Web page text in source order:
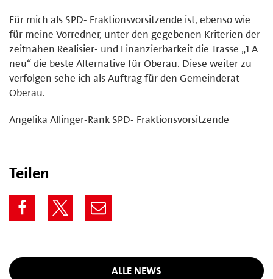
Für mich als SPD- Fraktionsvorsitzende ist, ebenso wie
für meine Vorredner, unter den gegebenen Kriterien der
zeitnahen Realisier- und Finanzierbarkeit die Trasse „1 A
neu“ die beste Alternative für Oberau. Diese weiter zu
verfolgen sehe ich als Auftrag für den Gemeinderat
Oberau.
Angelika Allinger-Rank SPD- Fraktionsvorsitzende
Teilen
ALLE NEWS